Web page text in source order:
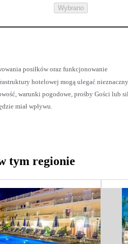
Wybrano
posiłków oraz funkcjonowanie
hotelowej mogą ulegać
warunki pogodowe, prośby Gości lub
miał wpływu.
tym regionie